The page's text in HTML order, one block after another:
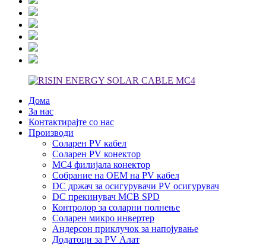
Дома
За нас
Контактирајте со нас
Производи
Соларен PV кабел
Соларен PV конектор
MC4 филијала конектор
Собрание на ОЕМ на PV кабел
DC држач за осигурувачи PV осигурувач
DC прекинувач MCB SPD
Контролор за соларни полнење
Соларен микро инвертер
Андерсон приклучок за напојување
Додатоци за PV Алат